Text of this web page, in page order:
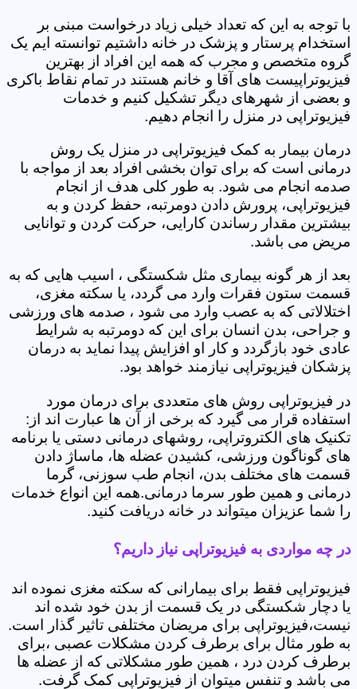
با توجه به این که تعداد خیلی زیاد درخواست مبنی بر
استخدام پرستار و پزشک در خانه داشتیم توانسته ایم یک
گروه متخصص و مجرب که همه این افراد از بهترین
فیزیوتراپیست های آقا و خانم هستند در تمام نقاط باکری
و بعضی از شهرهای دیگر تشکیل کنیم و خدمات
فیزیوتراپی در منزل را انجام دهیم.
درمان بیمار به کمک فیزیوتراپی در منزل یک روش
درمانی است که برای توان بخشی افراد بعد از مواجه با
صدمه انجام می شود. به طور کلی هدف از انجام
فیزیوتراپی، پرورش دادن دومرتبه، حفظ کردن و به
بیشترین مقدار رساندن کارایی، حرکت کردن و توانایی
مریض می باشد.
بعد از هر گونه بیماری مثل شکستگی ، اسیب هایی که به
قسمت ستون فقرات وارد می گردد، یا سکته مغزی،
اختلالاتی که به عصب وارد می شود ، صدمه های ورزشی
و جراحی، بدن انسان برای این که دومرتبه به شرایط
عادی خود بازگردد و کار او افزایش پیدا نماید به درمان
پزشکان فیزیوتراپی نیازمند خواهد بود.
در فیزیوتراپی روش های متعددی برای درمان مورد
استفاده قرار می گیرد که برخی از آن ها عبارت اند از:
تکنیک های الکتروتراپی، روشهای درمانی دستی یا برنامه
های گوناگون ورزشی، کشیدن عضله ها، ماساژ دادن
قسمت های مختلف بدن، انجام طب سوزنی، گرما
درمانی و همین طور سرما درمانی.همه این انواع خدمات
را شما عزیزان میتواند در خانه دریافت کنید.
در چه مواردی به فیزیوتراپی نیاز داریم؟
فیزیوتراپی فقط برای بیمارانی که سکته مغزی نموده اند
یا دچار شکستگی در یک قسمت از بدن خود شده اند
نیست،فیزیوتراپی برای مریضان مختلفی تاثیر گذار است.
به طور مثال برای برطرف کردن مشکلات عصبی ،برای
برطرف کردن درد ، همین طور مشکلاتی که از عضله ها
می باشد و تنفس میتوان از فیزیوتراپی کمک گرفت.